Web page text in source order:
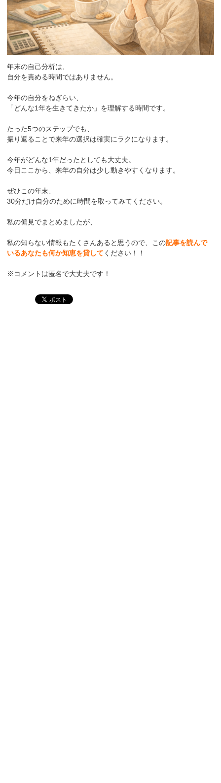
年末の自己分析は、
自分を責める時間ではありません。
今年の自分をねぎらい、
「どんな1年を生きてきたか」を理解する時間です。
たった5つのステップでも、
振り返ることで来年の選択は確実にラクになります。
今年がどんな1年だったとしても大丈夫。
今日ここから、来年の自分は少し動きやすくなります。
ぜひこの年末、
30分だけ自分のために時間を取ってみてください。
私の偏見でまとめましたが、
私の知らない情報もたくさんあると思うので、この記事を読んで
いるあなたも何か知恵を貸して ください！！
※コメントは匿名で大丈夫です！